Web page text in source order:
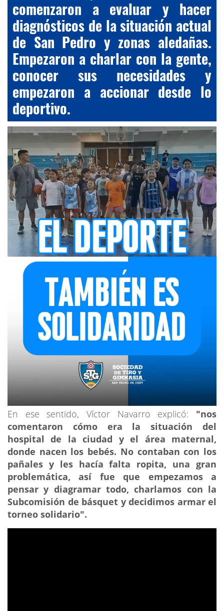
comenzaron a evaluar y hacer
diagnósticos de la situación actual
de San Pedro y zonas aledañas.
Empezaron a charlar con la gente,
conocer sus necesidades y
empezaron a accionar desde lo
deportivo.
En ese sentido, Víctor Navarro explicó: "nos
comentaron cómo era la situación del
hospital de la ciudad y el área maternal,
donde nacen los bebés. No contaban con los
pañales y les hacía falta ropita, una gran
problemática, así fue que empezamos a
pensar y diagramar todo, charlamos con la
Subcomisión de básquet y decidimos armar el
torneo solidario".